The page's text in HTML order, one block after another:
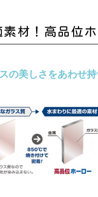
素材！高品位
の美しさをあわせ